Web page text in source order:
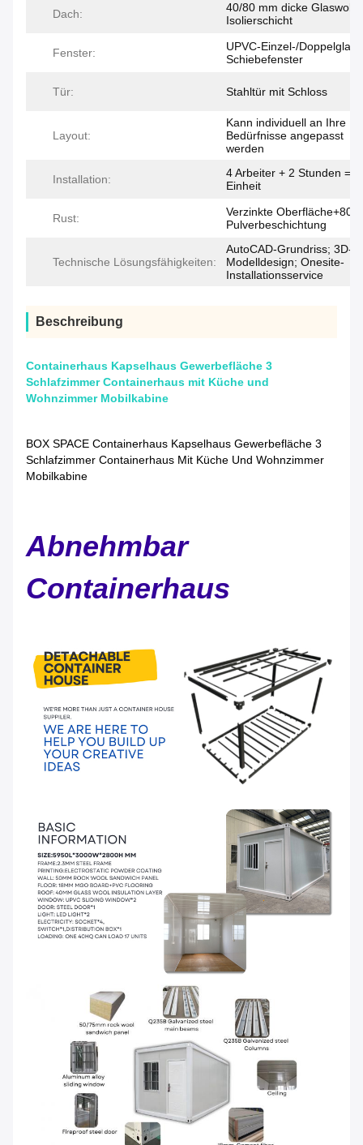
Dach:
40/80 mm dicke
Isolierschicht
Fenster:
UPVC-Einzel-/Doppelglas-
Schiebefenster
Tür: Stahltür mit Schloss
Layout:
Kann individuell an Ihre
Bedürfnisse angepasst
werden
Installation:
4 Arbeiter + 2 Stunden = 1
Einheit
Rust:
Verzinkte
Pulverbeschichtung
Technische Lösungsfähigkeiten:
AutoCAD-Grundriss; 3D-
Modelldesign; Onesite-
Installationsservice
Beschreibung
Containerhaus Kapselhaus Gewerbefläche 3
Schlafzimmer Containerhaus mit Küche und
Wohnzimmer Mobilkabine
BOX SPACE Containerhaus Kapselhaus Gewerbefläche 3
Schlafzimmer Containerhaus Mit Küche Und Wohnzimmer
Mobilkabine
Abnehmbar
Containerhaus